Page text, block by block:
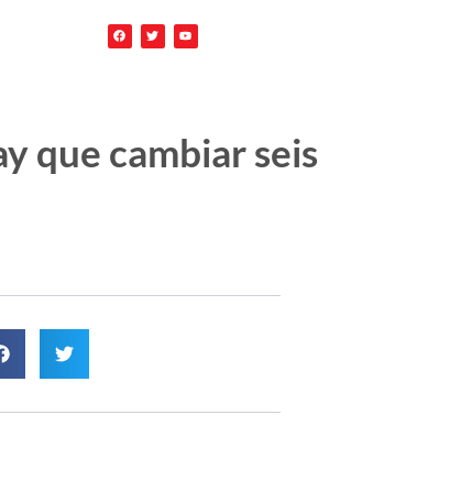
que cambiar seis